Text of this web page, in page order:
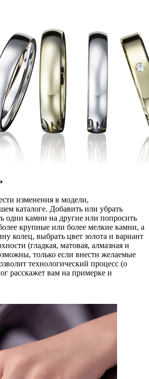
изменения в модели,
каталоге. Добавить или убрать
одни камни на другие или попросить
крупные или более мелкие камни, а
колец, выбрать цвет золота и вариант
(гладкая, матовая, алмазная и
только если внести желаемые
технологический процесс (о
расскажет вам на примерке и